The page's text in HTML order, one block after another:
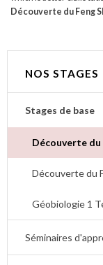
Découverte du Feng
NOS STAGES
Stages de base
Découverte du
Découverte du
Géobiologie 1
Séminaires